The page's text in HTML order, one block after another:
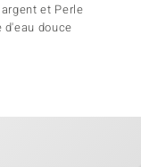
et Perle
d'eau douce